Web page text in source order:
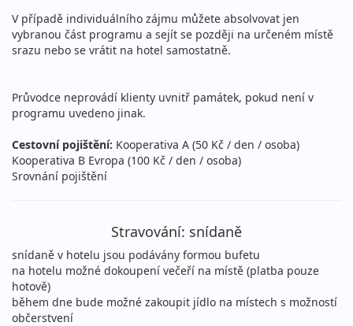
V případě individuálního zájmu můžete absolvovat jen
vybranou část programu a sejít se později na určeném místě
srazu nebo se vrátit na hotel samostatně.
Průvodce neprovádí klienty uvnitř památek, pokud není v
programu uvedeno jinak.
Cestovní pojištění: Kooperativa A (50 Kč / den / osoba)
Kooperativa B Evropa (100 Kč / den / osoba)
Srovnání pojištění
Stravování: snídaně
snídaně v hotelu jsou podávány formou bufetu
na hotelu možné dokoupení večeří na místě (platba pouze
hotově)
během dne bude možné zakoupit jídlo na místech s možností
občerstvení